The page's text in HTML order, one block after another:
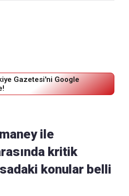
Gazetesi'ni Google
ile
kritik
konular belli